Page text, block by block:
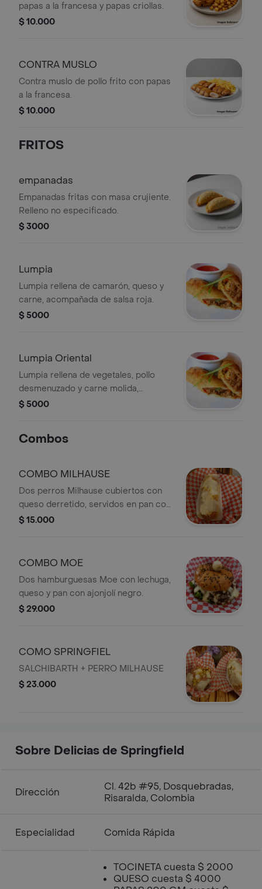
papas a la francesa y papas criollas.
$ 10.000
CONTRA MUSLO
Contra muslo de pollo frito con papas
a la francesa.
$ 10.000
FRITOS
empanadas
Empanadas fritas con masa crujiente.
Relleno no especificado.
$ 3000
Lumpia
Lumpia rellena de camarón, queso y
carne, acompañada de salsa roja.
$ 5000
Lumpia Oriental
Lumpia rellena de vegetales, pollo
desmenuzado y carne molida,
acompañada de salsa agridulce.
$ 5000
Combos
COMBO MILHAUSE
Dos perros Milhause cubiertos con
queso derretido, servidos en pan con
semillas de ajonjolí.
$ 15.000
COMBO MOE
Dos hamburguesas Moe con lechuga,
queso y pan con ajonjolí negro.
$ 29.000
COMO SPRINGFIEL
SALCHIBARTH + PERRO MILHAUSE
$ 23.000
Sobre Delicias de Springfield
Dirección
Cl. 42b #95, Dosquebradas,
Risaralda, Colombia
Especialidad Comida Rápida
TOCINETA cuesta $ 2000
QUESO cuesta $ 4000